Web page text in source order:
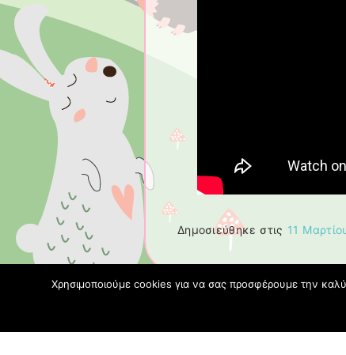
Δημοσιεύθηκε στις 11
Χρησιμοποιούμε cookies για να σας προσφέρουμε την